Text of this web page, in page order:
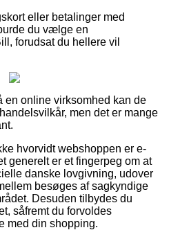
eller betalinger med
du vælge en
forudsat du hellere vil
en online virksomhed kan de
men det er mange
hvorvidt webshoppen er e-
generelt er et fingerpeg om at
danske lovgivning, udover
besøges af sagkyndige
Desuden tilbydes du
såfremt du forvoldes
med din shopping.